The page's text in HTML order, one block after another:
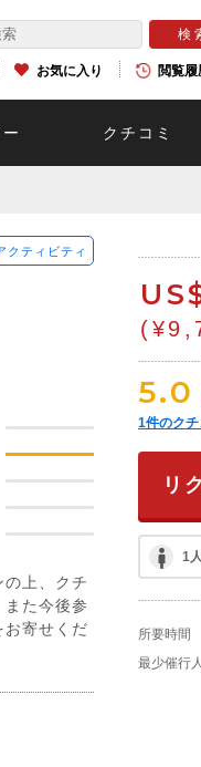
お気に入り 閲覧履
クチコミ
クティビティ
上、クチ
た今後参
お寄せくだ
5.0
1件のク
リ
1
所要時間
最少催行